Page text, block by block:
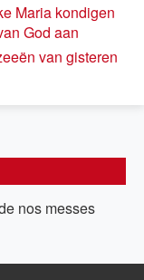
Maria kondigen
God aan
van gisteren
nos messes